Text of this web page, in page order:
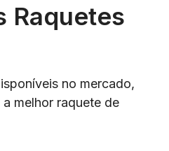
Raquetes
no mercado,
melhor raquete de